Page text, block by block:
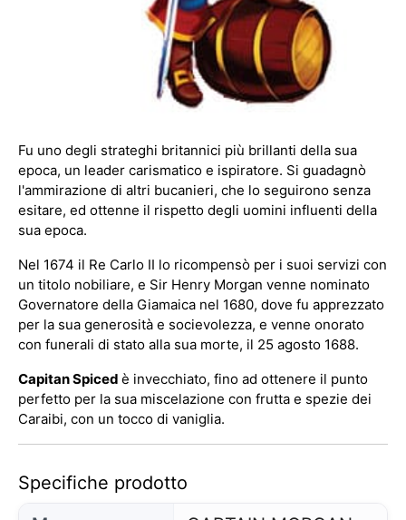
Fu uno degli strateghi britannici più brillanti della sua
epoca, un leader carismatico e ispiratore. Si guadagnò
l'ammirazione di altri bucanieri, che lo seguirono senza
esitare, ed ottenne il rispetto degli uomini influenti della
sua epoca.
Nel 1674 il Re Carlo II lo ricompensò per i suoi servizi con
un titolo nobiliare, e Sir Henry Morgan venne nominato
Governatore della Giamaica nel 1680, dove fu apprezzato
per la sua generosità e socievolezza, e venne onorato
con funerali di stato alla sua morte, il 25 agosto 1688.
Capitan Spiced è invecchiato, fino ad ottenere il punto
perfetto per la sua miscelazione con frutta e spezie dei
Caraibi, con un tocco di vaniglia.
Specifiche prodotto